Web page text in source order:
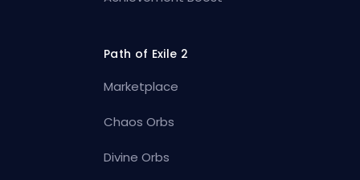
Path of Exile 2
Marketplace
Chaos Orbs
Divine Orbs